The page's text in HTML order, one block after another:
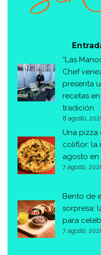
“Las
Chef
presenta
recetas
tradición
8 agosto,
Una
coliflor: la
agosto en
7 agosto,
Bento de
sorpresa:
para
7 agosto,